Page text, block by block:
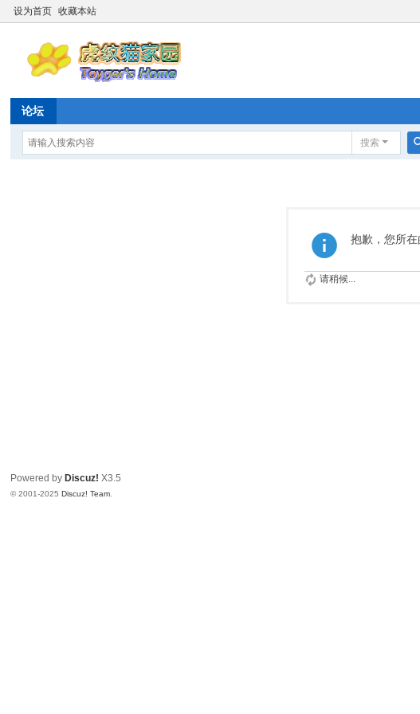
设为首页 收藏本站
论坛
搜索
抱歉，您所
请稍候...
Powered by Discuz! X3.5
© 2001-2025Discuz! Team